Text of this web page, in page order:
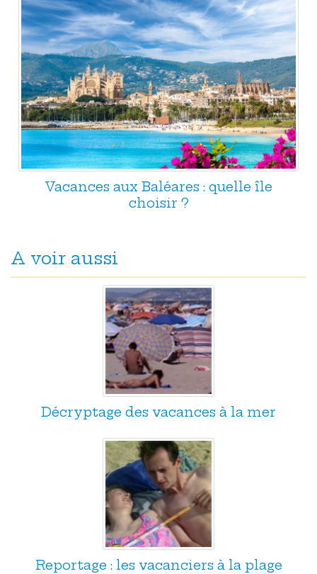
Vacances aux Baléares : quelle île
choisir ?
A voir aussi
Décryptage des vacances à la mer
Reportage : les vacanciers à la plage